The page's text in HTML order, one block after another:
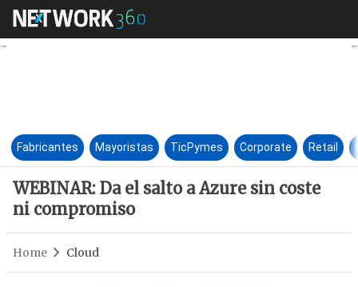
WEBINAR: Da el salto a
Fabricantes Mayoristas TicPymes Corporate Retail
WEBINAR: Da el salto a Azure sin coste
ni compromiso
Home Cloud